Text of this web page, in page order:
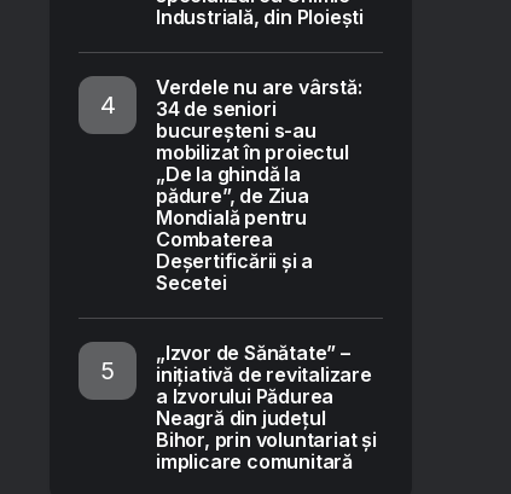
Industrială, din Ploiești
Verdele nu are vârstă:
34 de seniori
bucureșteni s-au
mobilizat în proiectul
„De la ghindă la
pădure”, de Ziua
Mondială pentru
Combaterea
Deșertificării și a
Secetei
„Izvor de Sănătate” –
inițiativă de revitalizare
a Izvorului Pădurea
Neagră din județul
Bihor, prin voluntariat și
implicare comunitară